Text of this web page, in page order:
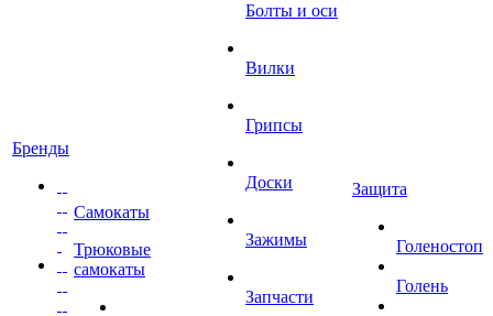
Бренды
Самокаты
Трюковые
самокаты
Болты и оси
Вилки
Грипсы
Доски
Зажимы
Запчасти
Защита
Голеностоп
Голень